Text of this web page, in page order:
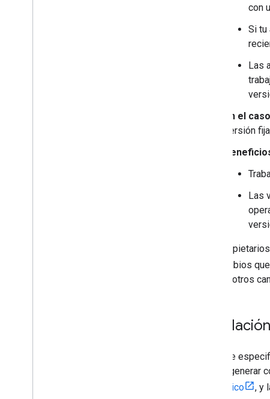
con
Si tu
Las
En el
versión
Las
Los
los cambios
bajas y otros
Instalación
Siempre
puede generar
semántico
, y